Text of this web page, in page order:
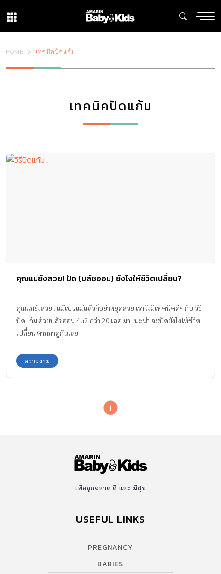
HOME เทคนิคปัดแก้ม
เทคนิคปัดแก้ม
คุณแม่ยังสวย! ปัด (บลัชออน) ยังไงให้ชีวิตเปลี่ยน?
คุณแม่ยังสวย...แม้เป็นแม่แล้วก็อย่าหยุดสวย เราจึงมีเทคนิคดีๆ กับ วิธี
ปัดแก้ม ด้วยบลัชออน 4u2 กว่า 20 เฉด มาแนะนำ จะปัดยังไงให้ชีวิต
เปลี่ยน ตามมาดูกันเลย
ความงาม
1
เพื่อลูกฉลาด ดี และ มีสุข
USEFUL LINKS
PREGNANCY
BABIES